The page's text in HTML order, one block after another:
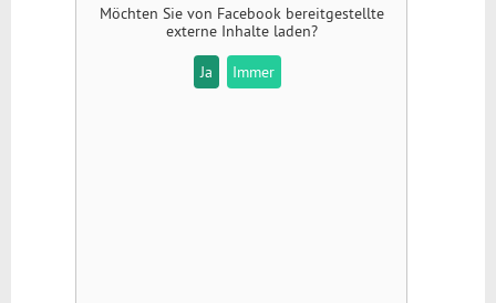
Möchten Sie von Facebookbereitgestellte
externe Inhalte laden?
Ja Immer